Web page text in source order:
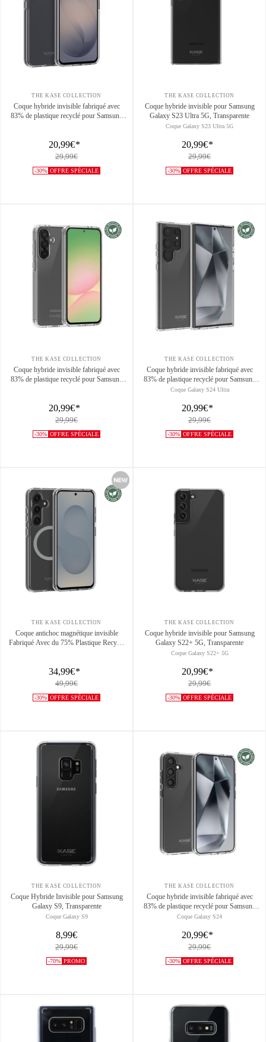
THE KASE COLLECTION
Coque hybride invisible fabriqué avec
83% de plastique recyclé pour Samsung
20,99€*
29,99€
-30% OFFRE SPÉCIALE
THE KASE COLLECTION
Coque hybride invisible pour Samsung
Galaxy S23 Ultra 5G, Transparente
Coque Galaxy S23 Ultra 5G
20,99€*
29,99€
-30% OFFRE SPÉCIALE
THE KASE COLLECTION
Coque hybride invisible fabriqué avec
83% de plastique recyclé pour Samsung
20,99€*
29,99€
-30% OFFRE SPÉCIALE
THE KASE COLLECTION
Coque hybride invisible fabriqué avec
83% de plastique recyclé pour Samsung
Galaxy S24 Ultra 5G, Transparente
Coque Galaxy S24 Ultra
20,99€*
29,99€
-30% OFFRE SPÉCIALE
THE KASE COLLECTION
Coque antichoc magnétique invisible
Fabriqué Avec du 75% Plastique Recyclé
34,99€*
49,99€
-30% OFFRE SPÉCIALE
THE KASE COLLECTION
Coque hybride invisible pour Samsung
Galaxy S22+ 5G, Transparente
Coque Galaxy S22+ 5G
20,99€*
29,99€
-30% OFFRE SPÉCIALE
THE KASE COLLECTION
Coque Hybride Invisible pour Samsung
Galaxy S9, Transparente
Coque Galaxy S9
8,99€
29,99€
-70% PROMO
THE KASE COLLECTION
Coque hybride invisible fabriqué avec
83% de plastique recyclé pour Samsung
Galaxy S24 5G, Transparente
Coque Galaxy S24
20,99€*
29,99€
-30% OFFRE SPÉCIALE